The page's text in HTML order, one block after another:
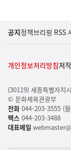
공지정책브리핑 RSS
개인정보처리방침저
(30119) 세종특별자치
© 문화체육관광부
전화044-203-3555 (
팩스044-203-3488
대표메일